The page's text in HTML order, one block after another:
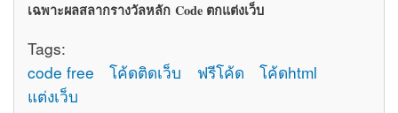
เฉพาะผลสลากรางวัลหลัก Code ตกแต่งเว็บ
Tags:
code free
โค้ดติดเว็บ ฟรีโค้ด
โค้ดhtml
แต่งเว็บ